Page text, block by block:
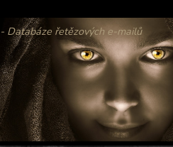
- Databáze řetězových e-mailů